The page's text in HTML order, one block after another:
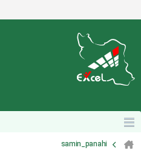
samin_panahi